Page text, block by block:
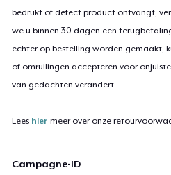
bedrukt of defect product ontvangt,
we u binnen 30 dagen een
echter op bestelling worden gemaakt,
of omruilingen accepteren voor
van gedachten verandert.
Lees hier meer over onze
Campagne-ID